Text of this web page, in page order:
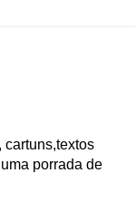
cartuns,textos
porrada de